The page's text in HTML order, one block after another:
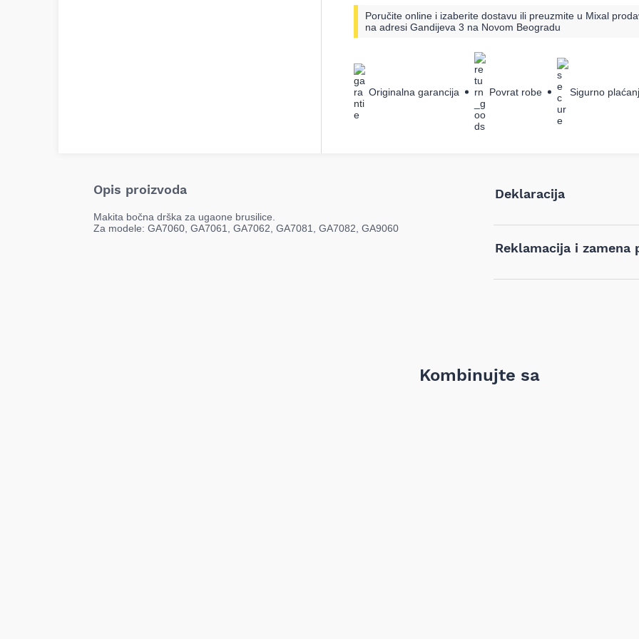
Poručite online i izaberite dostavu ili preuzmite u Mixal
na adresi Gandijeva 3 na Novom Beogradu
Originalna garancija Povrat robe Sigurno
Opis proizvoda
Makita bočna drška za ugaone brusilice.
Za modele: GA7060, GA7061, GA7062, GA7081, GA7082, GA9060
Deklaracija
Reklamacija i zamena
elektronski obaveštava
Obrasca za odustanak koji se
Kombinujte sa